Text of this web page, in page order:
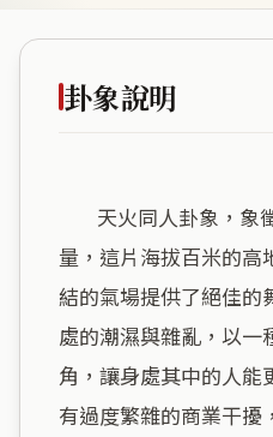
卦象說明
量，這片海拔百米的高
結的氣場提供了絕佳的
處的潮濕與雜亂，以一
角，讓身處其中的人能
有過度繁雜的商業干擾